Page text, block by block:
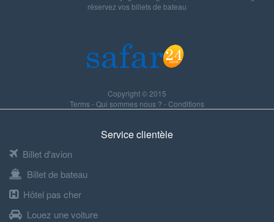
réservez vos billets de bateau
Copyright © 2015
Terms-Qui sommes nous ? -Conditions
Service clientèle
Billet d'avion
Billet de bateau
Hôtel pas cher
Louez une voiture